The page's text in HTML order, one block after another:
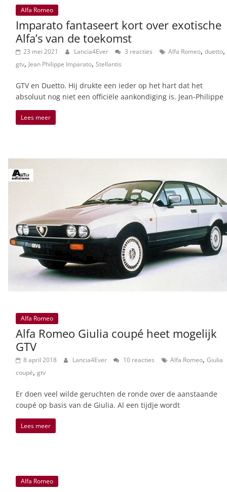
Alfa Romeo
Imparato fantaseert kort over exotische
Alfa’s van de toekomst
23 mei 2021 Lancia4Ever 3 reacties Alfa Romeo, duetto,
gtv, Jean Philippe Imparato, Stellantis
GTV en Duetto. Hij drukte een ieder op het hart dat het
absoluut nog niet een officiële aankondiging is. Jean-Philippe
Lees meer
Alfa Romeo
Alfa Romeo Giulia coupé heet mogelijk
GTV
8 april 2018 Lancia4Ever 10 reacties Alfa Romeo, Giulia
coupé, gtv
Er doen veel wilde geruchten de ronde over de aanstaande
coupé op basis van de Giulia. Al een tijdje wordt
Lees meer
Alfa Romeo